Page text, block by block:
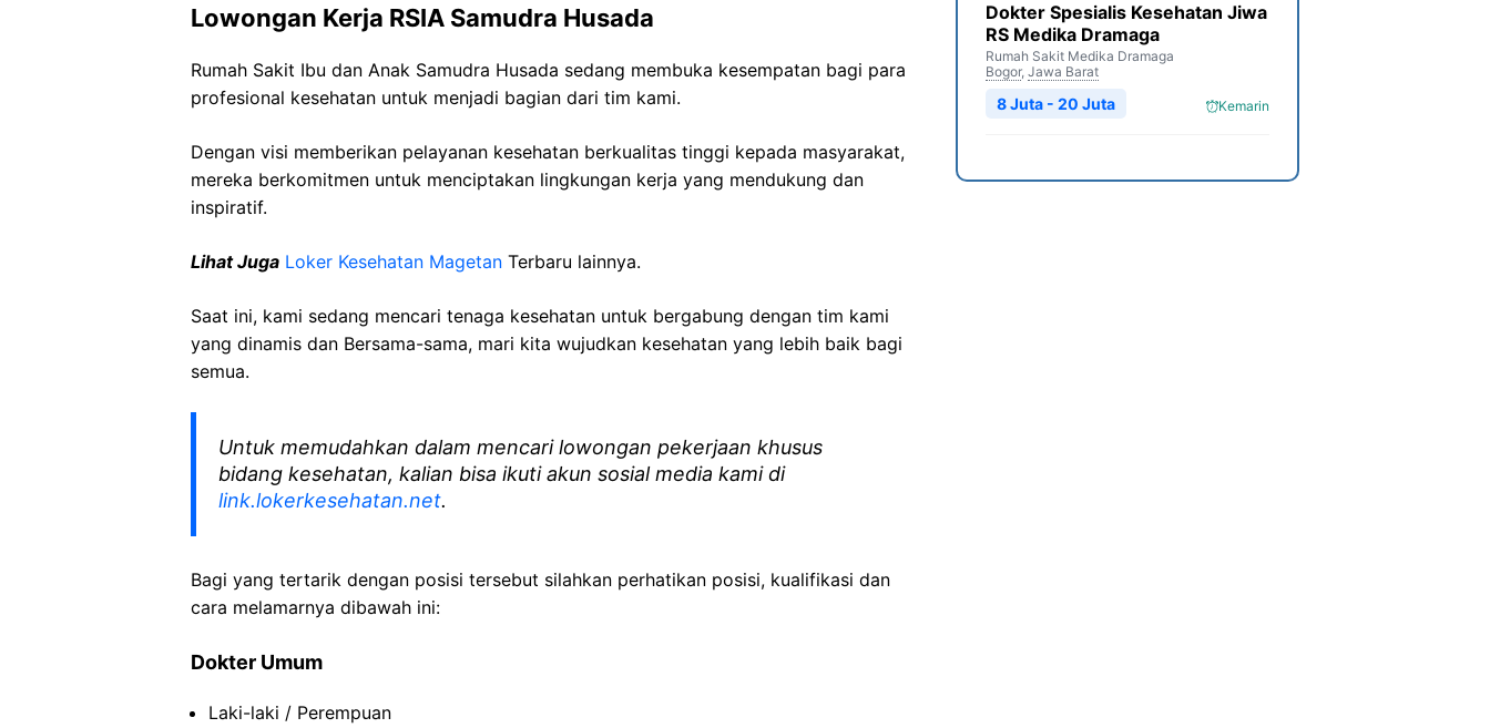
Lowongan Kerja RSIA Samudra Husada
Rumah Sakit Ibu dan Anak Samudra Husada sedang membuka kesempatan bagi para
profesional kesehatan untuk menjadi bagian dari tim kami.
Dengan visi memberikan pelayanan kesehatan berkualitas tinggi kepada masyarakat,
mereka berkomitmen untuk menciptakan lingkungan kerja yang mendukung dan
inspiratif.
Lihat Juga Loker Kesehatan Magetan Terbaru lainnya.
Saat ini, kami sedang mencari tenaga kesehatan untuk bergabung dengan tim kami
yang dinamis dan Bersama-sama, mari kita wujudkan kesehatan yang lebih baik bagi
semua.
Untuk memudahkan dalam mencari lowongan pekerjaan khusus
bidang kesehatan, kalian bisa ikuti akun sosial media kami di
link.lokerkesehatan.net.
Bagi yang tertarik dengan posisi tersebut silahkan perhatikan posisi, kualifikasi dan
cara melamarnya dibawah ini:
Dokter Umum
Laki-laki / Perempuan
Dokter Spesialis Kesehatan Jiwa
RS Medika Dramaga
Rumah Sakit Medika Dramaga
Bogor, Jawa Barat
Kemarin
8 Juta - 20 Juta